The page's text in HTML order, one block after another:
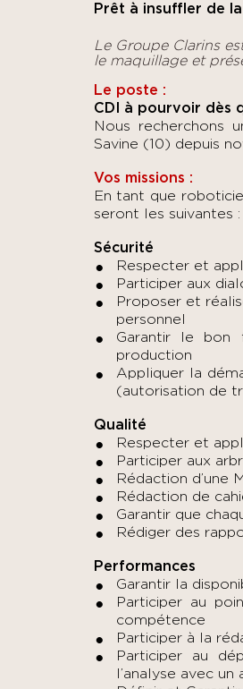
Prêt à insuffler de
Le Groupe Clarins
le maquillage et
Le poste :
CDI à pourvoir dès
Nous recherchons
Savine (10) depuis
Vos missions :
En tant que
seront les suivantes :
Sécurité
Respecter et
Participer aux
Proposer et
personnel
Garantir le bon
production
Appliquer la
(autorisation de
Qualité
Respecter et
Participer aux
Rédaction d’une
Rédaction de
Garantir que
Rédiger des
Performances
Garantir la
Participer au
compétence
Participer à la
Participer au
l’analyse avec